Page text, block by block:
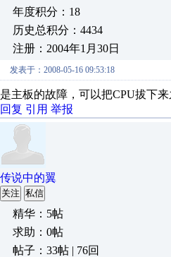
年度积分：18
历史总积分：4434
注册：2004年1月30日
发表于：2008-05-16 09:53:18
是主板的故障，可以把CPU拔下
回复 引用 举报
传说中的翼
关注 私信
精华：5帖
求助：0帖
帖子：33帖 | 76回